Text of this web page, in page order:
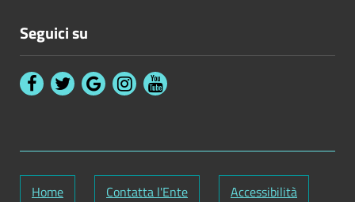
Seguici su
Home Contatta l'Ente Accessibilità